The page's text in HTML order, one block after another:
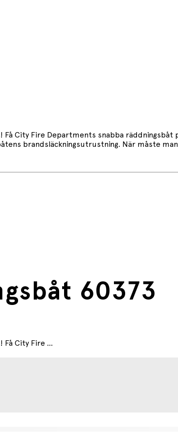
City Fire Departments snabba
brandsläckningsutrustning. När måste
60373
City Fire ...